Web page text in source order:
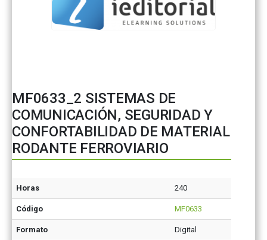
MF0633_2 SISTEMAS DE
COMUNICACIÓN, SEGURIDAD Y
CONFORTABILIDAD DE MATERIAL
RODANTE FERROVIARIO
Horas 240
Código MF0633
Formato Digital